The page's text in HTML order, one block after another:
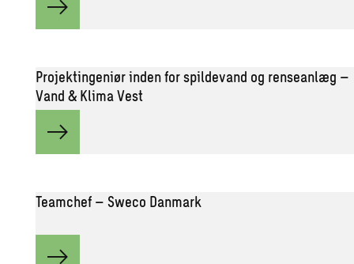
Projektingeniør inden for spildevand og renseanlæg –
Vand & Klima Vest
Teamchef – Sweco Danmark